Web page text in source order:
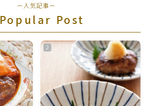
ー人気記事ー
Popular Post